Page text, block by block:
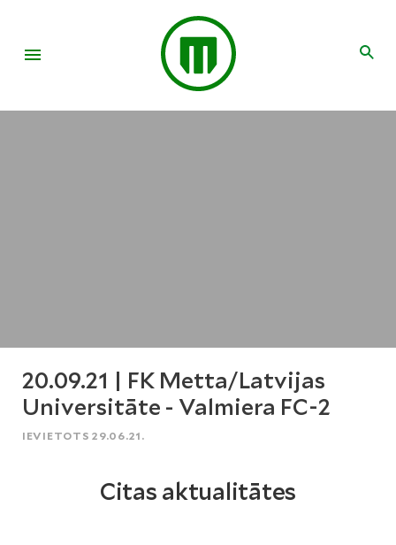
20.09.21 | FK Metta/Latvijas
Universitāte - Valmiera FC-2
IEVIETOTS 29.06.21.
Citas aktualitātes